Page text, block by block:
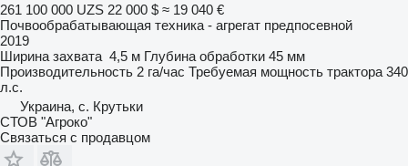
261 100 000 UZS 22 000 $ ≈ 19 040 €
Почвообрабатывающая техника - агрегат предпосевной
2019
Ширина захвата 4,5 м Глубина обработки 45 мм
Производительность 2 га/час Требуемая мощность трактора 340
л.с.
Украина, с. Крутьки
СТОВ "Агроко"
Связаться с продавцом